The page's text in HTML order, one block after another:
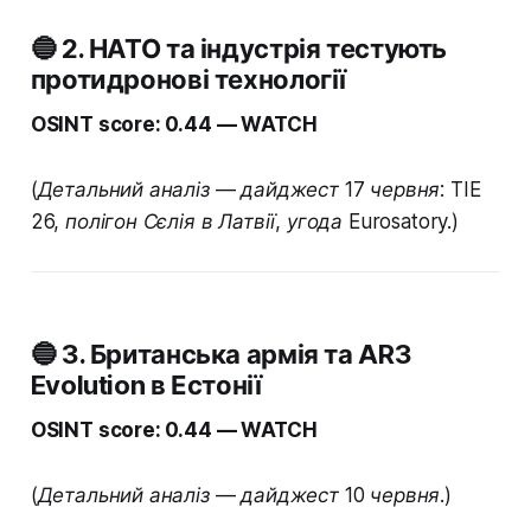
🔵 2. НАТО та індустрія тестують
протидронові технології
OSINT score: 0.44 — WATCH
(Детальний аналіз — дайджест 17 червня: TIE
26, полігон Сєлія в Латвії, угода Eurosatory.)
🔵 3. Британська армія та AR3
Evolution в Естонії
OSINT score: 0.44 — WATCH
(Детальний аналіз — дайджест 10 червня.)